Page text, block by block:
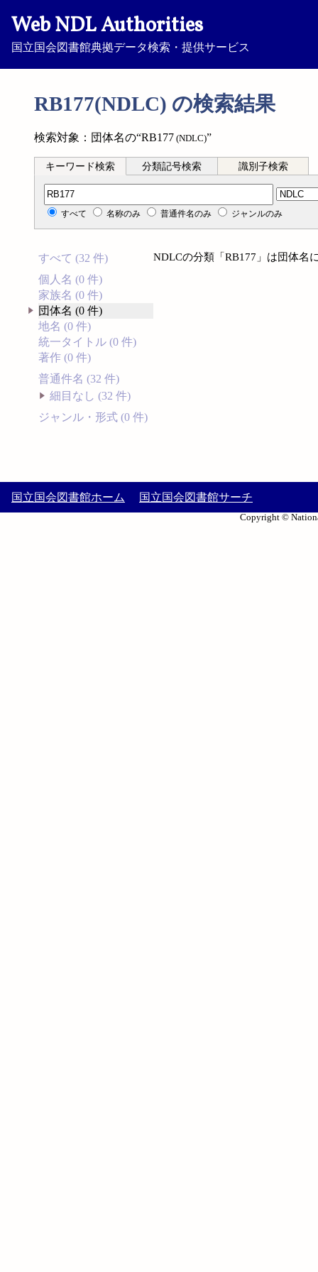
Web NDL Authorities
国立国会図書館典拠データ検索・提供サービス
RB177(NDLC) の検索結果
検索対象：団体名の“RB177 (NDLC)”
キーワード検索 分類記号検索 識別子検索
分類記号検索
すべて 名称のみ 普通件名のみ ジャンルのみ
すべて (32 件)
個人名 (0 件)
家族名 (0 件)
団体名 (0 件)
地名 (0 件)
統一タイトル (0 件)
著作 (0 件)
普通件名 (32 件)
細目なし (32 件)
ジャンル・形式 (0 件)
NDLCの分類「RB177」は団体名
国立国会図書館ホーム 国立国会図書館サーチ
Copyright ©